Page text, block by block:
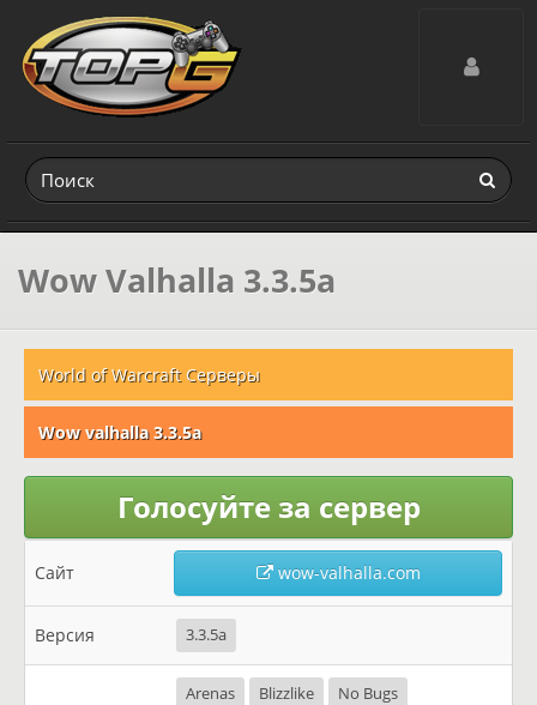
Toggle
Wow Valhalla 3.3.5a
World of Warcraft Серверы
Wow valhalla 3.3.5a
Голосуйте за сервер
Сайт wow-valhalla.com
Версия 3.3.5a
Arenas Blizzlike
No Bugs